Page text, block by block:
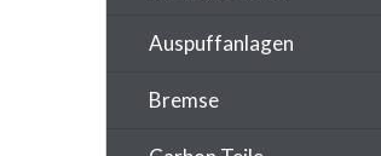
Auspuffanlagen
Bremse